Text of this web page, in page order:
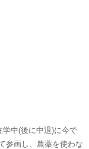
学中(後に中退)に今で
参画し、農薬を使わな